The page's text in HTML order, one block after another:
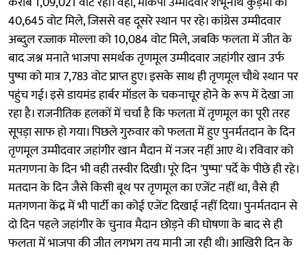
40,645 वोट मिले, जिससे वह दूसरे स्थान पर रहे। कांग्रेस उम्मीदवार
अब्दुल रज्जाक मोल्ला को 10,084 वोट मिले, जबकि फलता में जीत के
बाद जश्न मनाते भाजपा समर्थक तृणमूल उम्मीदवार जहांगीर खान उर्फ
पुष्पा को मात्र 7,783 वोट प्राप्त हुए। इसके साथ ही तृणमूल चौथे स्थान पर
पहुंच गई। इसे डायमंड हार्बर मॉडल के चकनाचूर होने के रूप में देखा जा
रहा है। राजनीतिक हलकों में चर्चा है कि फलता में तृणमूल का पूरी तरह
सूपड़ा साफ हो गया। पिछले गुरुवार को फलता में हुए पुनर्मतदान के दिन
तृणमूल उम्मीदवार जहांगीर खान मैदान में नजर नहीं आए थे। रविवार को
मतगणना के दिन भी वही तस्वीर दिखी। पूरे दिन 'पुष्पा' पर्दे के पीछे ही रहे।
मतदान के दिन जैसे किसी बूथ पर तृणमूल का एजेंट नहीं था, वैसे ही
मतगणना केंद्र में भी पार्टी का कोई एजेंट दिखाई नहीं दिया। पुनर्मतदान से
दो दिन पहले जहांगीर के चुनाव मैदान छोड़ने की घोषणा के बाद से ही
फलता में भाजपा की जीत लगभग तय मानी जा रही थी। आखिरी दिन के